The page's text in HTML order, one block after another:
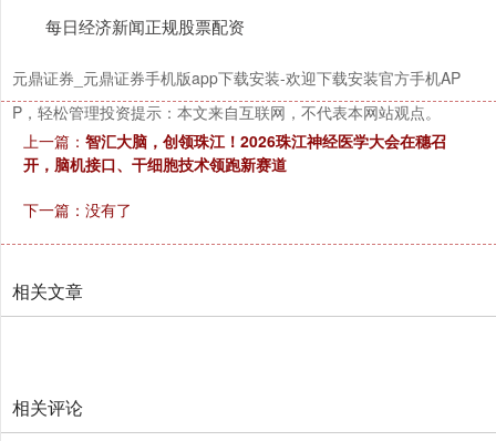
每日经济新闻正规股票配资
元鼎证券_元鼎证券手机版app下载安装-欢迎下载安装官方手机AP
P，轻松管理投资提示：本文来自互联网，不代表本网站观点。
上一篇： 智汇大脑，创领珠江！2026珠江神经医学大会在穗召
开，脑机接口、干细胞技术领跑新赛道
下一篇：没有了
相关文章
相关评论基金指数